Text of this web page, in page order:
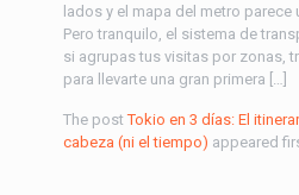
lados y el mapa del metro
Pero tranquilo, el sistema de
si agrupas tus visitas por zonas,
para llevarte una gran primera […]
The postTokio en 3 días: El
cabeza (ni el tiempo) appeared